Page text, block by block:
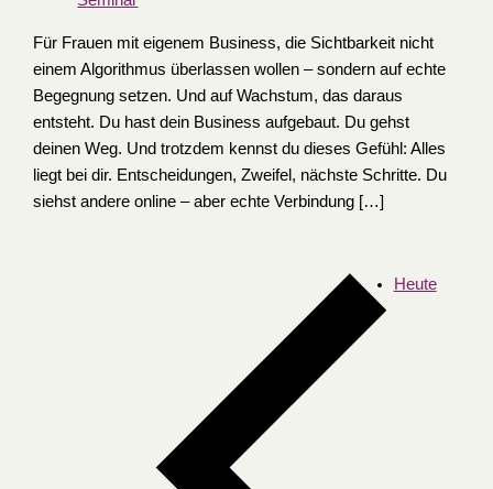
Für Frauen mit eigenem Business, die Sichtbarkeit nicht
einem Algorithmus überlassen wollen – sondern auf echte
Begegnung setzen. Und auf Wachstum, das daraus
entsteht. Du hast dein Business aufgebaut. Du gehst
deinen Weg. Und trotzdem kennst du dieses Gefühl: Alles
liegt bei dir. Entscheidungen, Zweifel, nächste Schritte. Du
siehst andere online – aber echte Verbindung […]
Heute